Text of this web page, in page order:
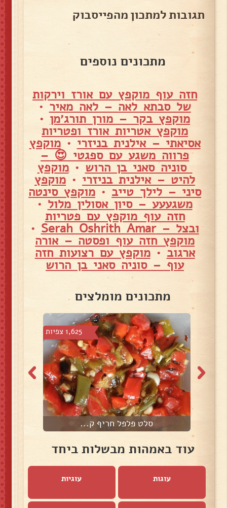
תגובות למתכון מהפייסבוק
מתכונים נוספים
חזה עוף מוקפץ עם אורז וירקות
של סבתא לאה – לאה מאיר •
מוקפץ בקר – מורן תורג׳מן •
מוקפץ אטריות אורז ופטריות
אסיאתי – אילנית בניזרי •מוקפץ
פרווה משגע עם ספגטי 😍 –
סוניה סאני בן הרוש •מוקפץ
להיט – אילנית בניזרי • מוקפץ
סיני – לילך טייב • מוקפץ סינטה
משגעעע – סיון אסולין מלול •
חזה עוף מוקפץ עם פטריות
ובצל – Serah Oshrith Amar •
מוקפץ חזה עוף ופסטה – אורה
ארגוב •מוקפץ עם רצועות חזה
עוף – סוניה סאני בן הרוש
מתכונים מומלצים
1,625 צפיות
סלט פלפל חריף ק...
עוד באמהות מבשלות ביחד
עוגות עוגיות